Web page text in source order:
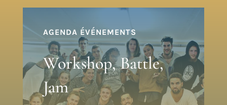
AGENDA ÉVÉNEMENTS
Workshop, Battle,
Jam